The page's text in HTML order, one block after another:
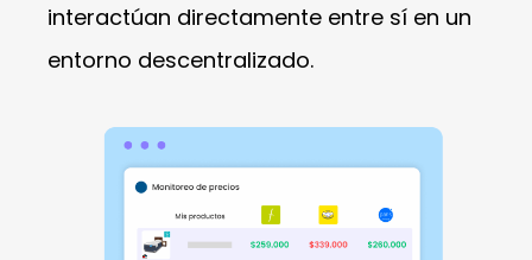
interactúan directamente entre sí en un
entorno descentralizado.